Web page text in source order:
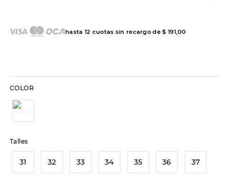
hasta 12 cuotas sin recargo de$ 191,00
COLOR
Talles
31 32 33 34 35 36 37
9.
slip-ins